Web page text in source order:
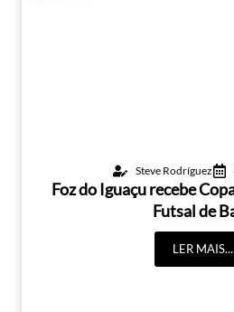
Steve Rodríguez
Foz do Iguaçu recebe
Futsal de
LER MAIS...